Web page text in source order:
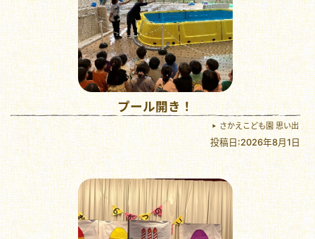
プール開き！
さかえこども園 思い出
投稿日:2026年8月1日